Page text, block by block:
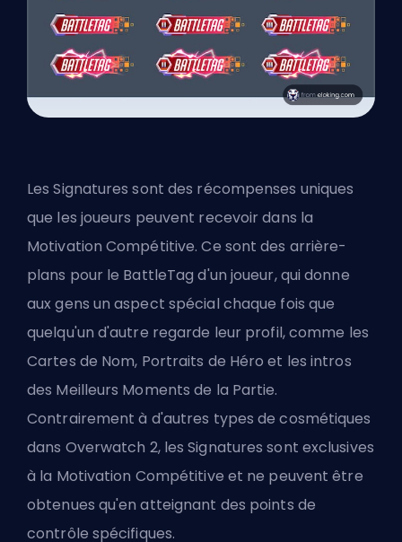
Les Signatures sont des récompenses uniques
que les joueurs peuvent recevoir dans la
Motivation Compétitive. Ce sont des arrière-
plans pour le BattleTag d'un joueur, qui donne
aux gens un aspect spécial chaque fois que
quelqu'un d'autre regarde leur profil, comme les
Cartes de Nom, Portraits de Héroet les intros
des Meilleurs Moments de la Partie.
Contrairement à d'autres types de cosmétiques
dans Overwatch 2, les Signatures sont exclusives
à la Motivation Compétitive et ne peuvent être
obtenues qu'en atteignant des points de
contrôle spécifiques.